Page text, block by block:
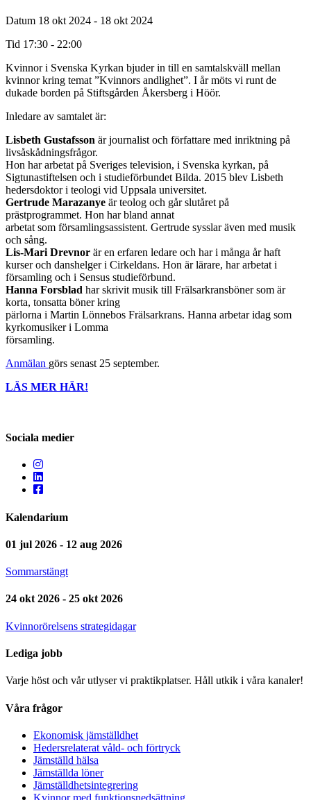
Datum 18 okt 2024 - 18 okt 2024
Tid 17:30 - 22:00
Kvinnor i Svenska Kyrkan bjuder in till en samtalskväll mellan
kvinnor kring temat ”Kvinnors andlighet”. I år möts vi runt de
dukade borden på Stiftsgården Åkersberg i Höör.
Inledare av samtalet är:
Lisbeth Gustafsson är journalist och författare med inriktning på
livsåskådningsfrågor.
Hon har arbetat på Sveriges television, i Svenska kyrkan, på
Sigtunastiftelsen och i studieförbundet Bilda. 2015 blev Lisbeth
hedersdoktor i teologi vid Uppsala universitet.
Gertrude Marazanye är teolog och går slutåret på
prästprogrammet. Hon har bland annat
arbetat som församlingsassistent. Gertrude sysslar även med musik
och sång.
Lis-Mari Drevnor är en erfaren ledare och har i många år haft
kurser och danshelger i Cirkeldans. Hon är lärare, har arbetat i
församling och i Sensus studieförbund.
Hanna Forsblad har skrivit musik till Frälsarkransböner som är
korta, tonsatta böner kring
pärlorna i Martin Lönnebos Frälsarkrans. Hanna arbetar idag som
kyrkomusiker i Lomma
församling.
Anmälan görs senast 25 september.
LÄS MER HÄR!
Sociala medier
Kalendarium
01 jul 2026 - 12 aug 2026
Sommarstängt
24 okt 2026 - 25 okt 2026
Kvinnorörelsens strategidagar
Lediga jobb
Varje höst och vår utlyser vi praktikplatser. Håll utkik i våra kanaler!
Våra frågor
Ekonomisk jämställdhet
Hedersrelaterat våld- och förtryck
Jämställd hälsa
Jämställda löner
Jämställdhetsintegrering
Kvinnor med funktionsnedsättning